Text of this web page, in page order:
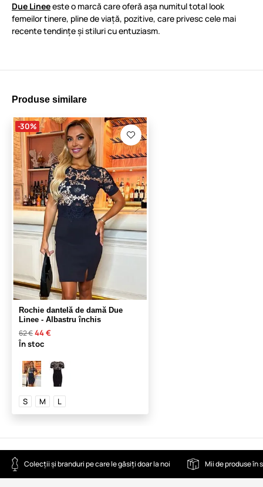
Due Lineeeste o marcă care oferă așa numitul total look
femeilor tinere, pline de viață, pozitive, care privesc cele mai
recente tendințe și stiluri cu entuziasm.
Produse similare
-30%
Rochie dantelă de damă Due
Linee - Albastru închis
62 €44 €
În stoc
S M L
Colecții și branduri pe care le găsiți doar la noi Mii de produse în